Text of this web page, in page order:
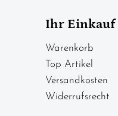
Ihr Einkauf
Warenkorb
Top Artikel
Versandkosten
Widerrufsrecht